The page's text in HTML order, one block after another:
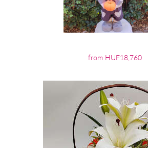
from HUF18,760